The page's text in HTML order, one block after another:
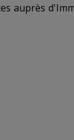
auprès